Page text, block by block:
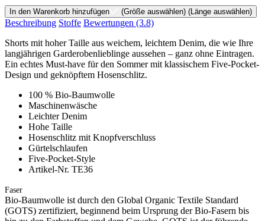
In den Warenkorb hinzufügen (Größe auswählen) (Länge auswählen)
Beschreibung Stoffe Bewertungen (3.8)
Shorts mit hoher Taille aus weichem, leichtem Denim, die wie Ihre
langjährigen Garderobenlieblinge aussehen – ganz ohne Eintragen.
Ein echtes Must-have für den Sommer mit klassischem Five-Pocket-
Design und geknöpftem Hosenschlitz.
100 % Bio-Baumwolle
Maschinenwäsche
Leichter Denim
Hohe Taille
Hosenschlitz mit Knopfverschluss
Gürtelschlaufen
Five-Pocket-Style
Artikel-Nr. TE36
Faser
Bio-Baumwolle ist durch den Global Organic Textile Standard
(GOTS) zertifiziert, beginnend beim Ursprung der Bio-Fasern bis